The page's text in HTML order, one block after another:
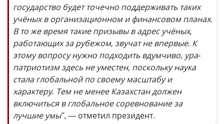
государство будет точечно поддерживать таких
учёных в организационном и финансовом планах.
В то же время такие призывы в адрес учёных,
работающих за рубежом, звучат не впервые. К
этому вопросу нужно подходить вдумчиво, ура-
патриотизм здесь не уместен, поскольку наука
стала глобальной по своему масштабу и
характеру. Тем не менее Казахстан должен
включиться в глобальное соревнование за
лучшие умы", — отметил президент.